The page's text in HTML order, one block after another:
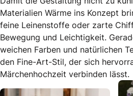
Materialien Wärme ins Konzept
feine Leinenstoffe oder zarte
Bewegung und Leichtigkeit.
weichen Farben und natürlichen
den Fine-Art-Stil, der sich
Märchenhochzeit verbinden lässt.